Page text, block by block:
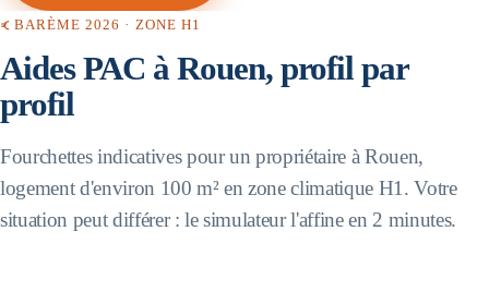
BARÈME 2026 · ZONE H1
Aides PAC àRouen, profil par
profil
Fourchettes indicatives pour un propriétaire àRouen,
logement d'environ 100 m² en zone climatique H1 . Votre
situation peut différer : le simulateur l'affine en 2 minutes.